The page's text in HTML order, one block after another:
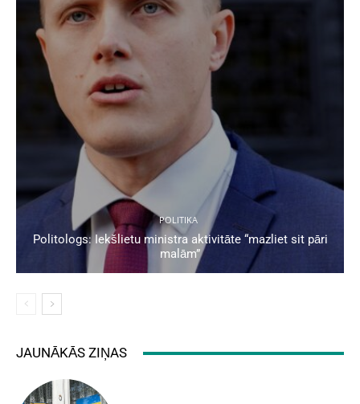
POLITIKA
Politologs: Iekšlietu ministra aktivitāte “mazliet sit pāri
malām”
JAUNĀKĀS ZIŅAS